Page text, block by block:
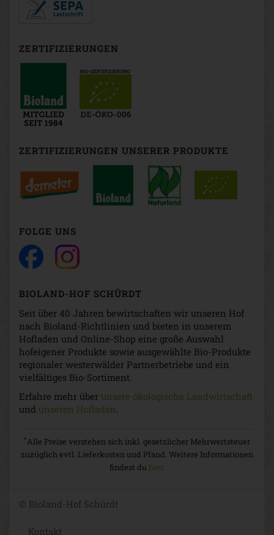
ZERTIFIZIERUNGEN
ZERTIFIZIERUNGEN UNSERER PRODUKTE
FOLGE UNS
BIOLAND-HOF SCHÜRDT
Seit über 40 Jahren bewirtschaften wir unseren Hof
nach Bioland-Richtlinien und bieten in unserem
Hofladen und Online-Shop eine große Auswahl
hofeigener Produkte sowie ausgewählte Bio-Produkte
regionaler westerwälder Partnerbetriebe und ein
vielfältiges Bio-Sortiment.
Erfahre mehr über unsere ökologische Landwirtschaft
und unseren Hofladen.
*Alle Preise verstehen sich inkl. gesetzlicher Mehrwertsteuer
zuzüglich evtl. Lieferkosten und Pfand. Weitere Informationen
findest du hier.
© Bioland-Hof Schürdt
Kontakt